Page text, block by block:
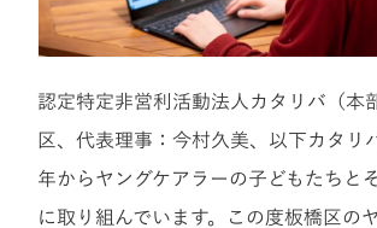
認定特定非営利活動法人カタリバ（本
区、代表理事：今村久美、以下カタリ
年からヤングケアラーの子どもたちと
に取り組んでいます。この度板橋区の